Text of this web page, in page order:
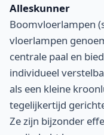
Alleskunner
Boomvloerlampen
vloerlampen
centrale paal en
individueel
als een kleine
tegelijkertijd
Ze zijn bijzonder